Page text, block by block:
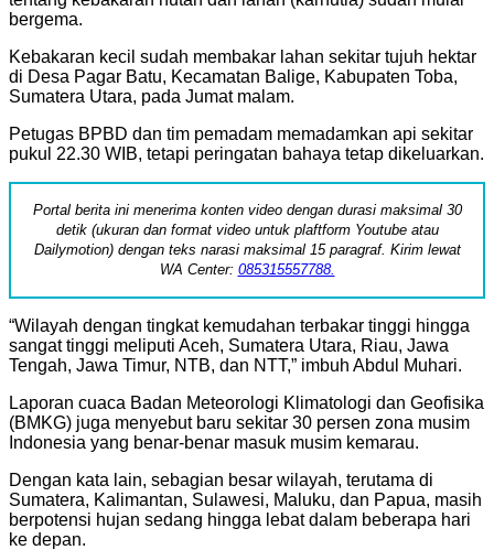
bergema.
Kebakaran kecil sudah membakar lahan sekitar tujuh hektar
di Desa Pagar Batu, Kecamatan Balige, Kabupaten Toba,
Sumatera Utara, pada Jumat malam.
Petugas BPBD dan tim pemadam memadamkan api sekitar
pukul 22.30 WIB, tetapi peringatan bahaya tetap dikeluarkan.
Portal berita ini menerima konten video dengan durasi maksimal 30
detik (ukuran dan format video untuk plaftform Youtube atau
Dailymotion) dengan teks narasi maksimal 15 paragraf. Kirim lewat
WA Center: 085315557788.
“Wilayah dengan tingkat kemudahan terbakar tinggi hingga
sangat tinggi meliputi Aceh, Sumatera Utara, Riau, Jawa
Tengah, Jawa Timur, NTB, dan NTT,” imbuh Abdul Muhari.
Laporan cuaca Badan Meteorologi Klimatologi dan Geofisika
(BMKG) juga menyebut baru sekitar 30 persen zona musim
Indonesia yang benar-benar masuk musim kemarau.
Dengan kata lain, sebagian besar wilayah, terutama di
Sumatera, Kalimantan, Sulawesi, Maluku, dan Papua, masih
berpotensi hujan sedang hingga lebat dalam beberapa hari
ke depan.